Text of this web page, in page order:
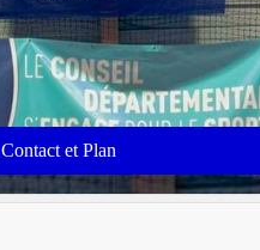
Contact et Plan